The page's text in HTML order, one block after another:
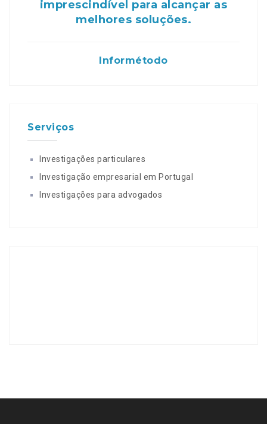
imprescindível para alcançar as
melhores soluções.
Informétodo
Serviços
Investigações particulares
Investigação empresarial em Portugal
Investigações para advogados